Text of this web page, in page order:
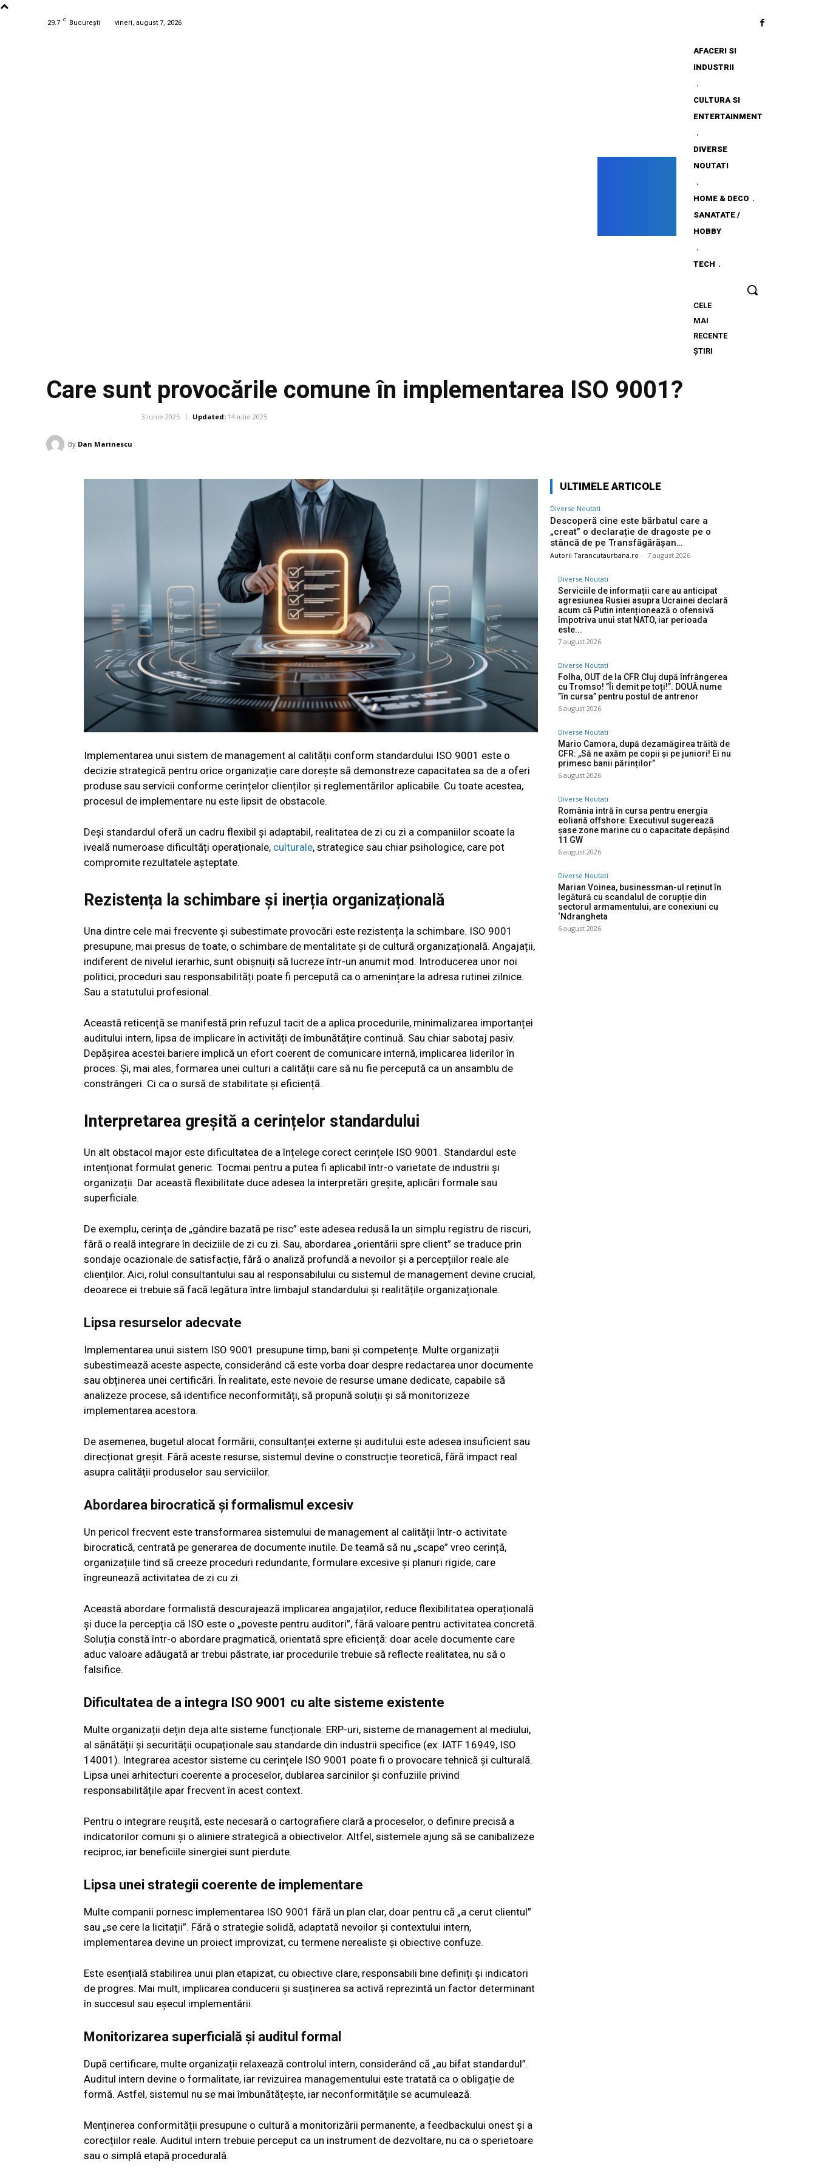
29.7 C București vineri, august 7, 2026
AFACERI SI
INDUSTRII
CULTURA SI
ENTERTAINMENT
DIVERSE
NOUTATI
HOME & DECO
SANATATE /
HOBBY
TECH
CELE
MAI
RECENTE
ȘTIRI
Care sunt provocările comune în implementarea ISO 9001?
3 iunie 2025 Updated: 14 iulie 2025
By Dan Marinescu
Implementarea unui sistem de management al calității conform standardului ISO 9001 este o
decizie strategică pentru orice organizație care dorește să demonstreze capacitatea sa de a oferi
produse sau servicii conforme cerințelor clienților și reglementărilor aplicabile. Cu toate acestea,
procesul de implementare nu este lipsit de obstacole.
Deși standardul oferă un cadru flexibil și adaptabil, realitatea de zi cu zi a companiilor scoate la
iveală numeroase dificultăți operaționale, culturale, strategice sau chiar psihologice, care pot
compromite rezultatele așteptate.
Rezistența la schimbare și inerția organizațională
Una dintre cele mai frecvente și subestimate provocări este rezistența la schimbare. ISO 9001
presupune, mai presus de toate, o schimbare de mentalitate și de cultură organizațională. Angajații,
indiferent de nivelul ierarhic, sunt obișnuiți să lucreze într-un anumit mod. Introducerea unor noi
politici, proceduri sau responsabilități poate fi percepută ca o amenințare la adresa rutinei zilnice.
Sau a statutului profesional.
Această reticență se manifestă prin refuzul tacit de a aplica procedurile, minimalizarea importanței
auditului intern, lipsa de implicare în activități de îmbunătățire continuă. Sau chiar sabotaj pasiv.
Depășirea acestei bariere implică un efort coerent de comunicare internă, implicarea liderilor în
proces. Și, mai ales, formarea unei culturi a calității care să nu fie percepută ca un ansamblu de
constrângeri. Ci ca o sursă de stabilitate și eficiență.
Interpretarea greșită a cerințelor standardului
Un alt obstacol major este dificultatea de a înțelege corect cerințele ISO 9001. Standardul este
intenționat formulat generic. Tocmai pentru a putea fi aplicabil într-o varietate de industrii și
organizații. Dar această flexibilitate duce adesea la interpretări greșite, aplicări formale sau
superficiale.
De exemplu, cerința de „gândire bazată pe risc” este adesea redusă la un simplu registru de riscuri,
fără o reală integrare în deciziile de zi cu zi. Sau, abordarea „orientării spre client” se traduce prin
sondaje ocazionale de satisfacție, fără o analiză profundă a nevoilor și a percepțiilor reale ale
clienților. Aici, rolul consultantului sau al responsabilului cu sistemul de management devine crucial,
deoarece ei trebuie să facă legătura între limbajul standardului și realitățile organizaționale.
Lipsa resurselor adecvate
Implementarea unui sistem ISO 9001 presupune timp, bani și competențe. Multe organizații
subestimează aceste aspecte, considerând că este vorba doar despre redactarea unor documente
sau obținerea unei certificări. În realitate, este nevoie de resurse umane dedicate, capabile să
analizeze procese, să identifice neconformități, să propună soluții și să monitorizeze
implementarea acestora.
De asemenea, bugetul alocat formării, consultanței externe și auditului este adesea insuficient sau
direcționat greșit. Fără aceste resurse, sistemul devine o construcție teoretică, fără impact real
asupra calității produselor sau serviciilor.
Abordarea birocratică și formalismul excesiv
Un pericol frecvent este transformarea sistemului de management al calității într-o activitate
birocratică, centrată pe generarea de documente inutile. De teamă să nu „scape” vreo cerință,
organizațiile tind să creeze proceduri redundante, formulare excesive și planuri rigide, care
îngreunează activitatea de zi cu zi.
Această abordare formalistă descurajează implicarea angajaților, reduce flexibilitatea operațională
și duce la percepția că ISO este o „poveste pentru auditori”, fără valoare pentru activitatea concretă.
Soluția constă într-o abordare pragmatică, orientată spre eficiență: doar acele documente care
aduc valoare adăugată ar trebui păstrate, iar procedurile trebuie să reflecte realitatea, nu să o
falsifice.
Dificultatea de a integra ISO 9001 cu alte sisteme existente
Multe organizații dețin deja alte sisteme funcționale: ERP-uri, sisteme de management al mediului,
al sănătății și securității ocupaționale sau standarde din industrii specifice (ex: IATF 16949, ISO
14001). Integrarea acestor sisteme cu cerințele ISO 9001 poate fi o provocare tehnică și culturală.
Lipsa unei arhitecturi coerente a proceselor, dublarea sarcinilor și confuziile privind
responsabilitățile apar frecvent în acest context.
Pentru o integrare reușită, este necesară o cartografiere clară a proceselor, o definire precisă a
indicatorilor comuni și o aliniere strategică a obiectivelor. Altfel, sistemele ajung să se canibalizeze
reciproc, iar beneficiile sinergiei sunt pierdute.
Lipsa unei strategii coerente de implementare
Multe companii pornesc implementarea ISO 9001 fără un plan clar, doar pentru că „a cerut clientul”
sau „se cere la licitații”. Fără o strategie solidă, adaptată nevoilor și contextului intern,
implementarea devine un proiect improvizat, cu termene nerealiste și obiective confuze.
Este esențială stabilirea unui plan etapizat, cu obiective clare, responsabili bine definiți și indicatori
de progres. Mai mult, implicarea conducerii și susținerea sa activă reprezintă un factor determinant
în succesul sau eșecul implementării.
Monitorizarea superficială și auditul formal
După certificare, multe organizații relaxează controlul intern, considerând că „au bifat standardul”.
Auditul intern devine o formalitate, iar revizuirea managementului este tratată ca o obligație de
formă. Astfel, sistemul nu se mai îmbunătățește, iar neconformitățile se acumulează.
Menținerea conformității presupune o cultură a monitorizării permanente, a feedbackului onest și a
corecțiilor reale. Auditul intern trebuie perceput ca un instrument de dezvoltare, nu ca o sperietoare
sau o simplă etapă procedurală.
ULTIMELE ARTICOLE
Diverse Noutati
Descoperă cine este bărbatul care a
„creat” o declarație de dragoste pe o
stâncă de pe Transfăgărășan…
Autorii Tarancutaurbana.ro - 7 august 2026
Diverse Noutati
Serviciile de informații care au anticipat
agresiunea Rusiei asupra Ucrainei declară
acum că Putin intenționează o ofensivă
împotriva unui stat NATO, iar perioada
este...
7 august 2026
Diverse Noutati
Folha, OUT de la CFR Cluj după înfrângerea
cu Tromso! ”Îi demit pe toți!”. DOUĂ nume
”în cursa” pentru postul de antrenor
6 august 2026
Diverse Noutati
Mario Camora, după dezamăgirea trăită de
CFR: „Să ne axăm pe copii și pe juniori! Ei nu
primesc banii părinților”
6 august 2026
Diverse Noutati
România intră în cursa pentru energia
eoliană offshore: Executivul sugerează
șase zone marine cu o capacitate depășind
11 GW
6 august 2026
Diverse Noutati
Marian Voinea, businessman-ul reținut în
legătură cu scandalul de corupție din
sectorul armamentului, are conexiuni cu
‘Ndrangheta
6 august 2026